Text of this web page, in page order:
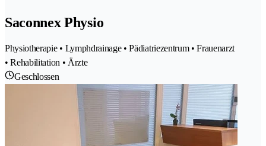
Saconnex Physio
Physiotherapie • Lymphdrainage • Pädiatriezentrum • Frauenarzt
• Rehabilitation • Ärzte
Geschlossen